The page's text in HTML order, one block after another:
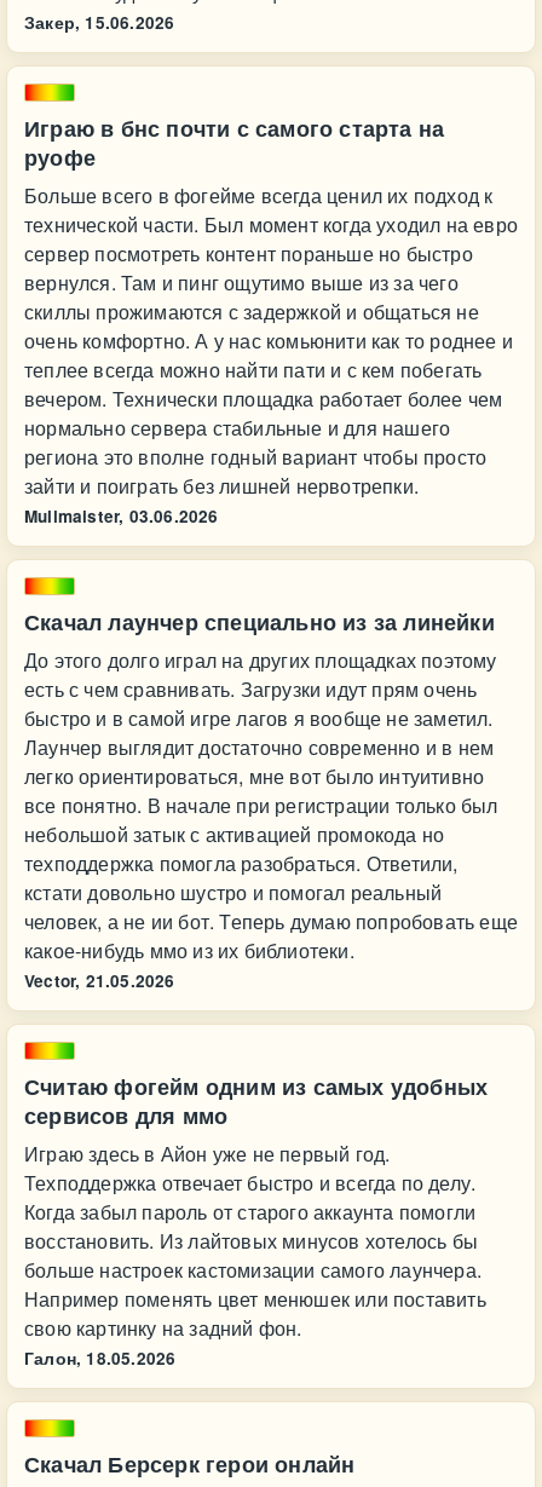
Закер, 15.06.2026
Играю в бнс почти с самого старта на
руофе
Больше всего в фогейме всегда ценил их подход к
технической части. Был момент когда уходил на евро
сервер посмотреть контент пораньше но быстро
вернулся. Там и пинг ощутимо выше из за чего
скиллы прожимаются с задержкой и общаться не
очень комфортно. А у нас комьюнити как то роднее и
теплее всегда можно найти пати и с кем побегать
вечером. Технически площадка работает более чем
нормально сервера стабильные и для нашего
региона это вполне годный вариант чтобы просто
зайти и поиграть без лишней нервотрепки.
Mullmaister, 03.06.2026
Скачал лаунчер специально из за линейки
До этого долго играл на других площадках поэтому
есть с чем сравнивать. Загрузки идут прям очень
быстро и в самой игре лагов я вообще не заметил.
Лаунчер выглядит достаточно современно и в нем
легко ориентироваться, мне вот было интуитивно
все понятно. В начале при регистрации только был
небольшой затык с активацией промокода но
техподдержка помогла разобраться. Ответили,
кстати довольно шустро и помогал реальный
человек, а не ии бот. Теперь думаю попробовать еще
какое-нибудь ммо из их библиотеки.
Vector, 21.05.2026
Считаю фогейм одним из самых удобных
сервисов для ммо
Играю здесь в Айон уже не первый год.
Техподдержка отвечает быстро и всегда по делу.
Когда забыл пароль от старого аккаунта помогли
восстановить. Из лайтовых минусов хотелось бы
больше настроек кастомизации самого лаунчера.
Например поменять цвет менюшек или поставить
свою картинку на задний фон.
Галон, 18.05.2026
Скачал Берсерк герои онлайн